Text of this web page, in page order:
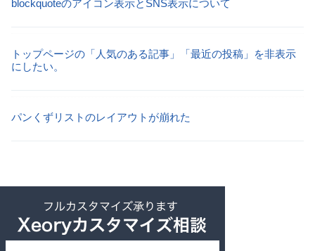
blockquoteのアイコン表示とSNS表示について
トップページの「人気のある記事」「最近の投稿」を非表示
にしたい。
パンくずリストのレイアウトが崩れた